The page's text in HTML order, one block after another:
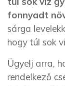
fonnyadt
sárga
hogy túl sok
Ügyelj arra,
rendelkező